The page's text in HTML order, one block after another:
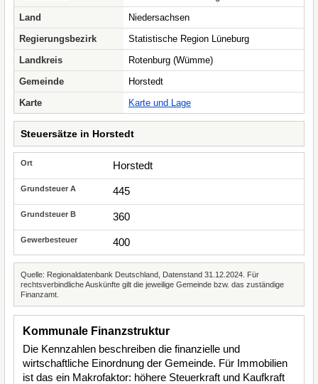
Land
Niedersachsen
Regierungsbezirk
Statistische Region Lüneburg
Landkreis
Rotenburg (Wümme)
Gemeinde
Horstedt
Karte
Karte und Lage
Steuersätze in Horstedt
Horstedt
445
360
400
Quelle: Regionaldatenbank Deutschland, Datenstand 31.12.2024. Für
rechtsverbindliche Auskünfte gilt die jeweilige Gemeinde bzw. das zuständige
Finanzamt.
Kommunale Finanzstruktur
Die Kennzahlen beschreiben die finanzielle und
wirtschaftliche Einordnung der Gemeinde. Für Immobilien
ist das ein Makrofaktor: höhere Steuerkraft und Kaufkraft